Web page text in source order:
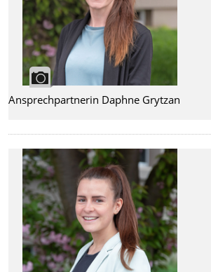
Ansprechpartnerin Daphne Grytzan